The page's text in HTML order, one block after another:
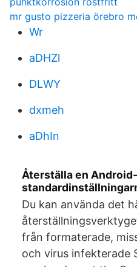
mr gusto pizzeria örebro
Wr
aDHZl
DLWY
dxmeh
aDhIn
Återställa en
Du kan använda det
från formaterade,
och virus infekterade